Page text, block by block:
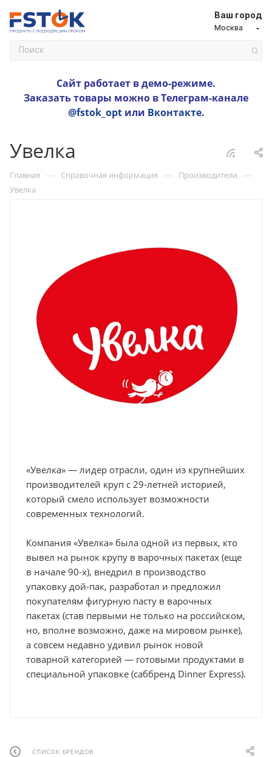
Ваш город
Москва
Сайт работает в демо-режиме.
Заказать товары можно в Телеграм-канале
@fstok_optили Вконтакте.
Увелка
Главная — Справочная информация — Производители —
Увелка
«Увелка» — лидер отрасли, один из крупнейших
производителей круп с 29-летней историей,
который смело использует возможности
современных технологий.
Компания «Увелка» была одной из первых, кто
вывел на рынок крупу в варочных пакетах (еще
в начале 90-х), внедрил в производство
упаковку дой-пак, разработал и предложил
покупателям фигурную пасту в варочных
пакетах (став первыми не только на российском,
но, вполне возможно, даже на мировом рынке),
а совсем недавно удивил рынок новой
товарной категорией — готовыми продуктами в
специальной упаковке (саббренд Dinner Express).
СПИСОК БРЕНДОВ